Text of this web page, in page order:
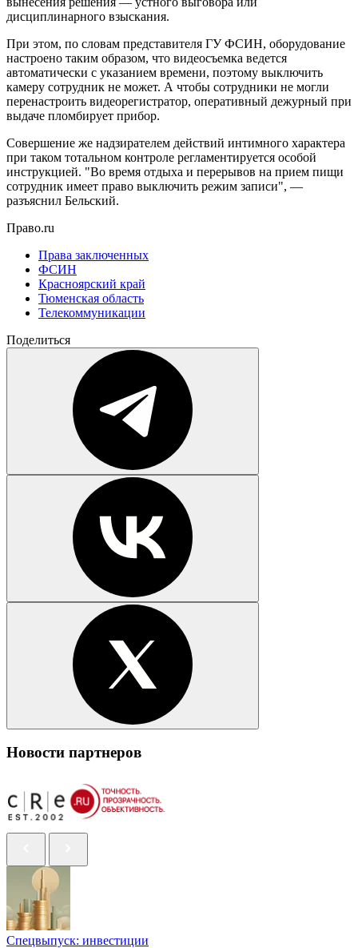
дисциплинарного взыскания.
При этом, по словам представителя ГУ ФСИН, оборудование
настроено таким образом, что видеосъемка ведется
автоматически с указанием времени, поэтому выключить
камеру сотрудник не может. А чтобы сотрудники не могли
перенастроить видеорегистратор, оперативный дежурный при
выдаче пломбирует прибор.
Совершение же надзирателем действий интимного характера
при таком тотальном контроле регламентируется особой
инструкцией. "Во время отдыха и перерывов на прием пищи
сотрудник имеет право выключить режим записи", —
разъяснил Бельский.
Право.ru
Права заключенных
ФСИН
Красноярский край
Тюменская область
Телекоммуникации
Поделиться
Новости партнеров
Спецвыпуск: инвестиции